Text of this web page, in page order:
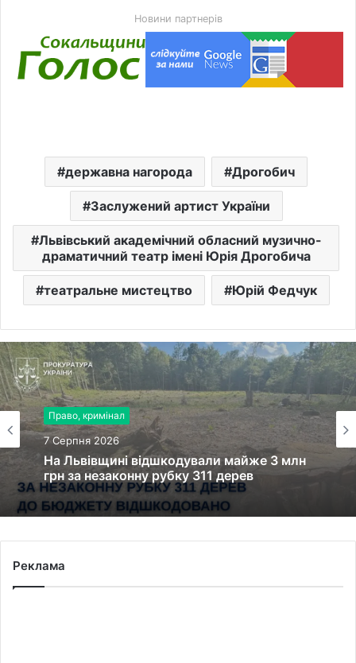
Новини партнерів
державна нагорода Дрогобич
Заслужений артист України
Львівський академічний обласний музично-
драматичний театр імені Юрія Дрогобича
театральне мистецтво Юрій Федчук
Право, кримінал
7 Серпня 2026
На Львівщині відшкодували майже 3 млн
грн за незаконну рубку 311 дерев
Реклама